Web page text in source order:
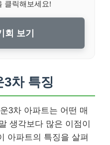
클릭해보세요!
회 보기
3차 특징
3차 아파트는 어떤 매
생각보다 많은 이점이
아파트의 특징을 살펴